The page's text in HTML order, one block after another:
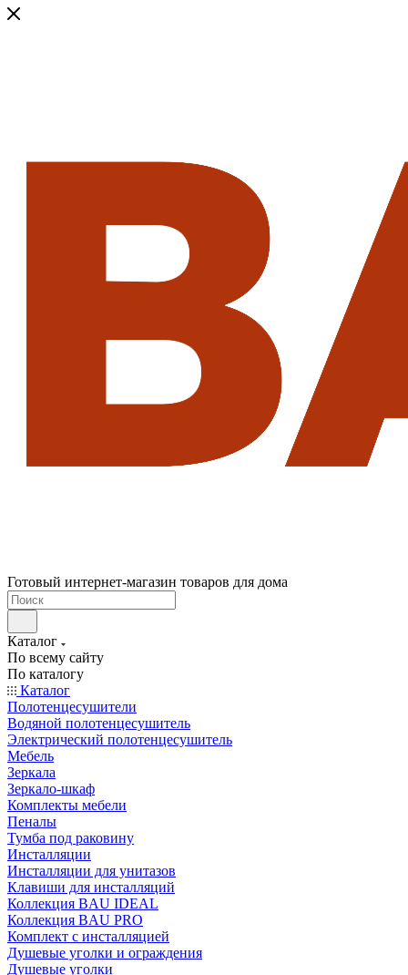
Готовый интернет-магазин товаров для дома
Каталог
По всему сайту
По каталогу
Каталог
Полотенцесушители
Водяной полотенцесушитель
Электрический полотенцесушитель
Мебель
Зеркала
Зеркало-шкаф
Комплекты мебели
Пеналы
Тумба под раковину
Инсталляции
Инсталляции для унитазов
Клавиши для инсталляций
Коллекция BAU IDEAL
Коллекция BAU PRO
Комплект с инсталляцией
Душевые уголки и ограждения
Душевые уголки